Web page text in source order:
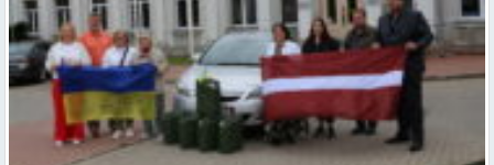
No Valmieras uz Ukrainu ceļā dodas vēl viena humānās palīdzības
automašīna